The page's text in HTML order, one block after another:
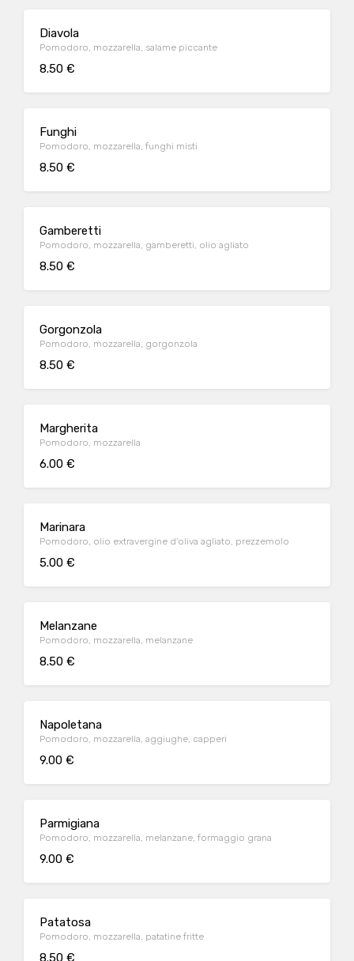
Diavola
Pomodoro, mozzarella, salame piccante
8.50 €
Funghi
Pomodoro, mozzarella, funghi misti
8.50 €
Gamberetti
Pomodoro, mozzarella, gamberetti, olio agliato
8.50 €
Gorgonzola
Pomodoro, mozzarella, gorgonzola
8.50 €
Margherita
Pomodoro, mozzarella
6.00 €
Marinara
Pomodoro, olio extravergine d'oliva agliato, prezzemolo
5.00 €
Melanzane
Pomodoro, mozzarella, melanzane
8.50 €
Napoletana
Pomodoro, mozzarella, aggiughe, capperi
9.00 €
Parmigiana
Pomodoro, mozzarella, melanzane, formaggio grana
9.00 €
Patatosa
Pomodoro, mozzarella, patatine fritte
8.50 €